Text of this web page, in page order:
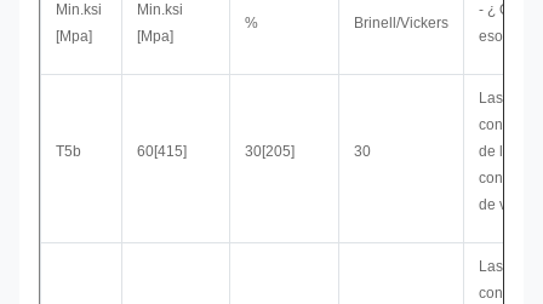
Min.ksi
[Mpa]
Min.ksi
[Mpa]
% Brinell/Vickers
- ¿ Qué
eso?
T5b 60[415] 30[205] 30
Las
de las
de venta
Las